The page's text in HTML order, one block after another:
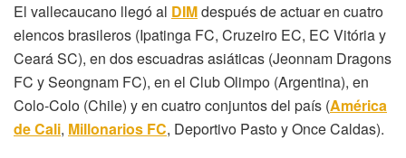
El vallecaucano llegó al DIMdespués de actuar en cuatro
elencos brasileros (Ipatinga FC, Cruzeiro EC, EC Vitória y
Ceará SC), en dos escuadras asiáticas (Jeonnam Dragons
FC y Seongnam FC), en el Club Olimpo (Argentina), en
Colo-Colo (Chile) y en cuatro conjuntos del país (América
de Cali, Millonarios FC, Deportivo Pasto y Once Caldas).